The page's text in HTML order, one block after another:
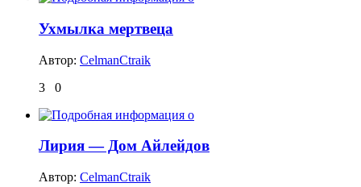
Ухмылка мертвеца
Автор: CelmanCtraik
3
0
Лирия — Дом Айлейдов
Автор: CelmanCtraik